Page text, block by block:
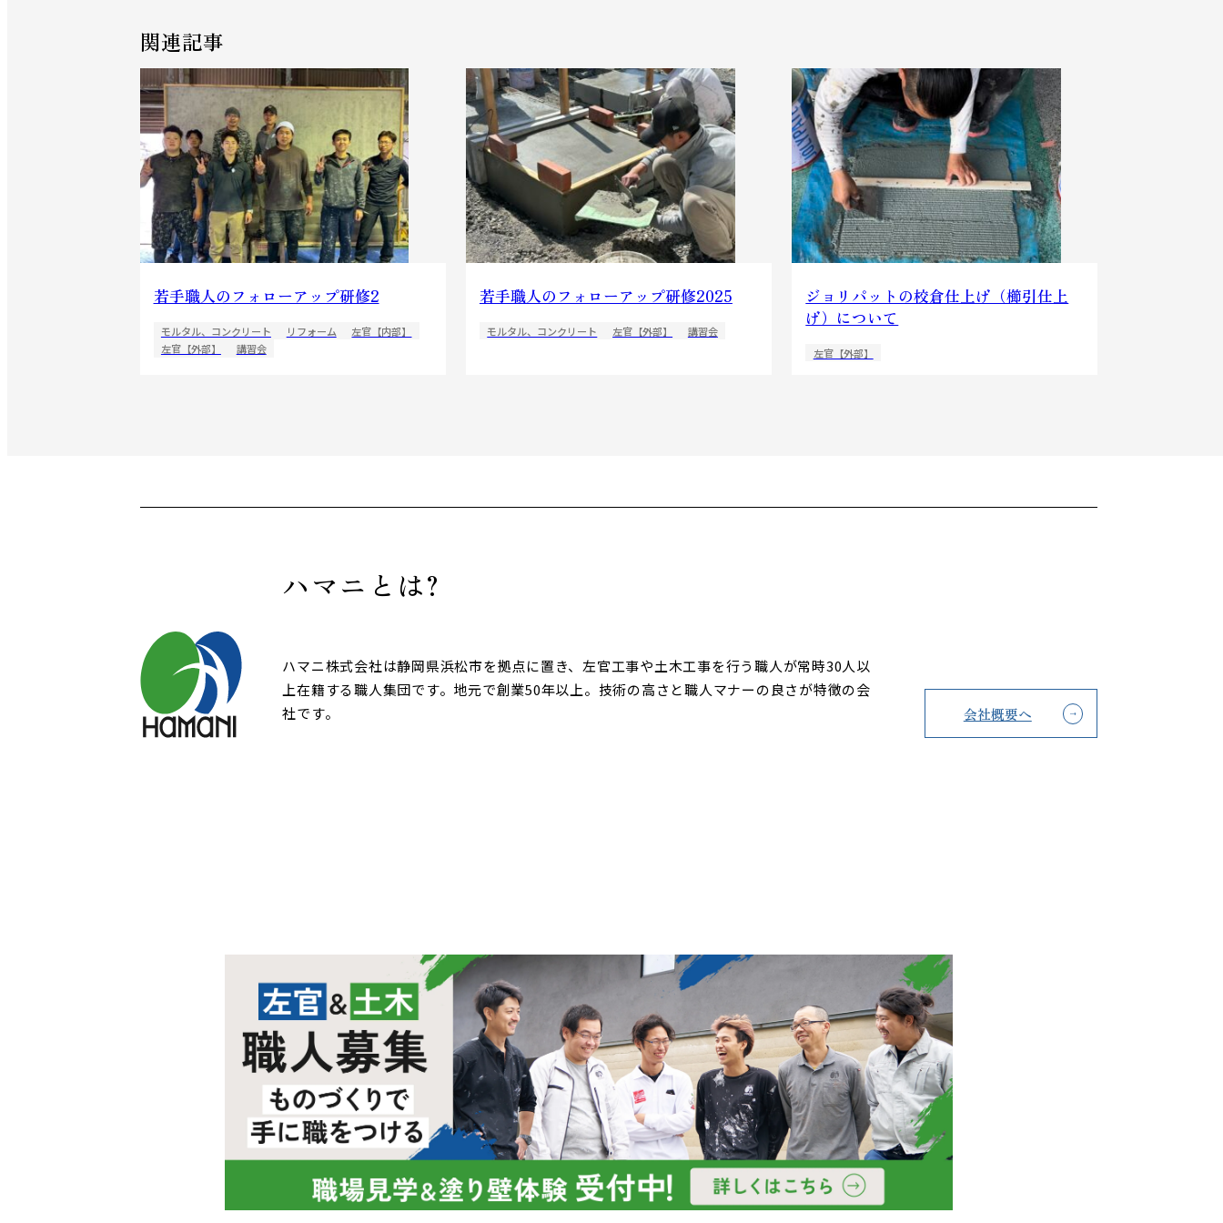
関連記事
若手職人のフォローアップ研修2
モルタル、コンクリート リフォーム
左官【内部】
左官【外部】
講習会
若手職人のフォローアップ研修2025
モルタル、コンクリート 左官【外部】 講習会
ジョリパットの校倉仕上げ（櫛引仕上
げ）について
左官【外部】
ハマニとは?
ハマニ株式会社は静岡県浜松市を拠点に置き、左官工事や土木工事を行う職人が常時30人以
上在籍する職人集団です。地元で創業50年以上。技術の高さと職人マナーの良さが特徴の会
社です。
会社概要へ